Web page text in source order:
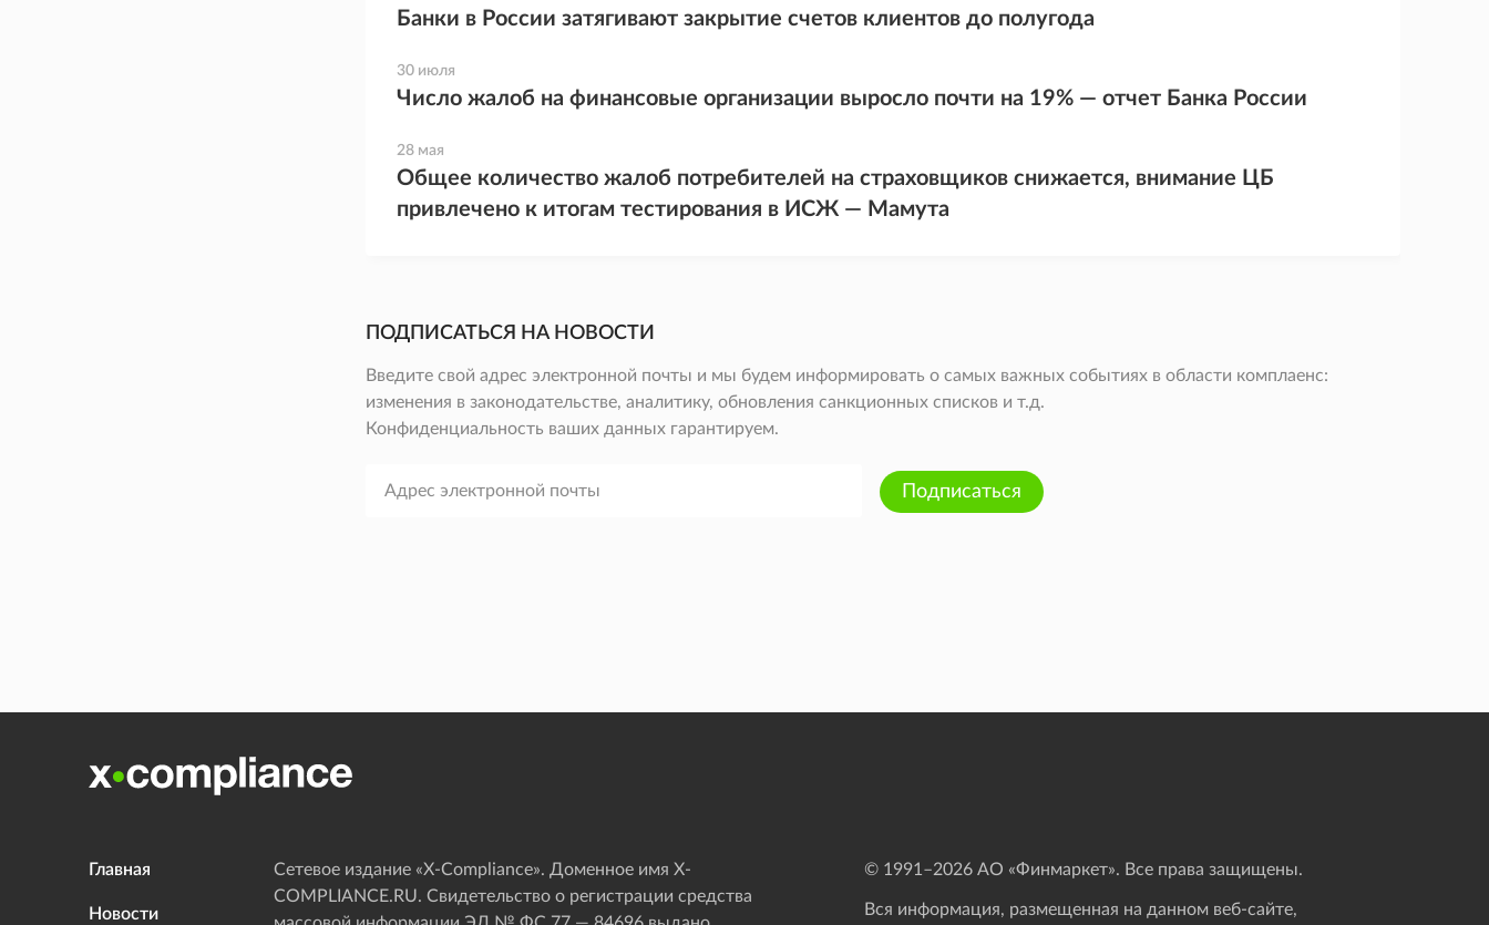
Банки в России затягивают закрытие счетов клиентов до полугода
30 июля
Число жалоб на финансовые организации выросло почти на 19% — отчет Банка России
28 мая
Общее количество жалоб потребителей на страховщиков снижается, внимание ЦБ
привлечено к итогам тестирования в ИСЖ — Мамута
ПОДПИСАТЬСЯ НА НОВОСТИ
Введите свой адрес электронной почты и мы будем информировать о самых важных событиях в области комплаенс:
изменения в законодательстве, аналитику, обновления санкционных списков и т.д.
Конфиденциальность ваших данных гарантируем.
Подписаться
Главная
Новости
Сетевое издание «Х-Compliance». Доменное имя X-
COMPLIANCE.RU. Свидетельство о регистрации средства
© 1991–2026АО «Финмаркет». Все права защищены.
Вся информация, размещенная на данном веб-сайте,